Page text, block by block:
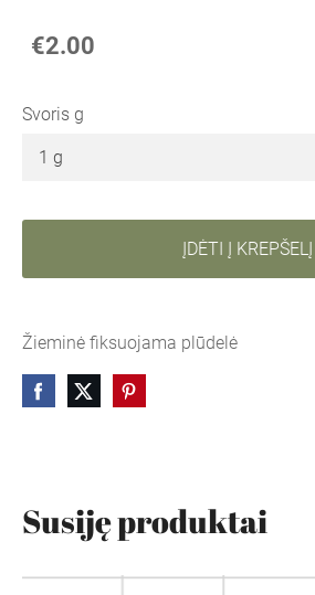
€2.00
Svoris g
ĮDĖTI Į KREPŠELĮ
Žieminė fiksuojama plūdelė
Susiję produktai